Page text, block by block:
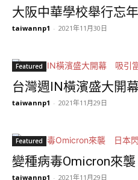
大阪中華學校舉行忘
taiwannp1 - 2021年11月30日
Featured
台灣週IN橫濱盛大開
taiwannp1 - 2021年11月29日
Featured
變種病毒Omicron來
taiwannp1 - 2021年11月29日